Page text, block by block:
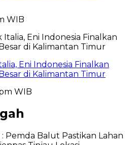
WIB
Eni Indonesia Finalkan
di Kalimantan Timur
WIB